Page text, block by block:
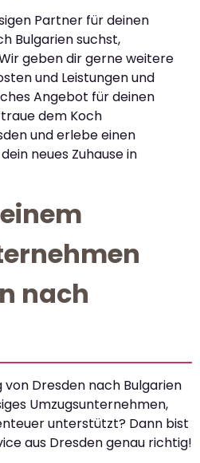
Partner für deinen
Bulgarien suchst,
geben dir gerne weitere
und Leistungen und
Angebot für deinen
dem Koch
und erlebe einen
neues Zuhause in
nach
von Dresden nach Bulgarien
Umzugsunternehmen,
unterstützt? Dann bist
aus Dresden genau richtig!